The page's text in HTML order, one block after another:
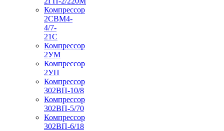
Компрессор
2СВМ4-
4/7-
21С
Компрессор
2УМ
Компрессор
2УП
Компрессор
302ВП-10/8
Компрессор
302ВП-5/70
Компрессор
302ВП-6/18